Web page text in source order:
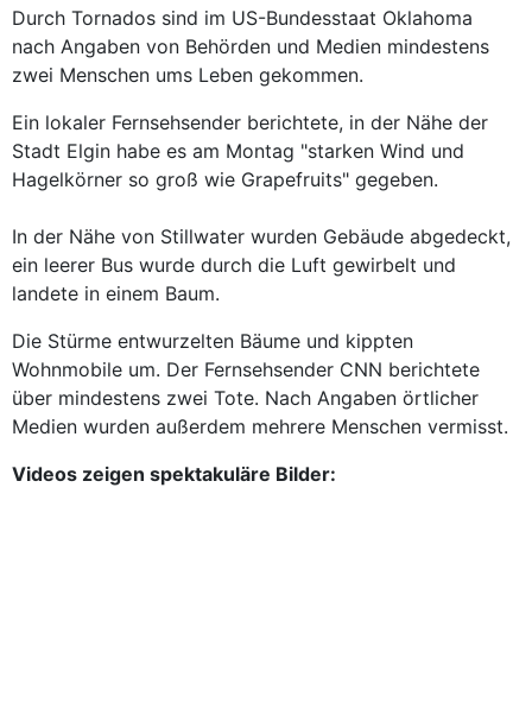
Durch Tornados sind im US-Bundesstaat Oklahoma
nach Angaben von Behörden und Medien mindestens
zwei Menschen ums Leben gekommen.
Ein lokaler Fernsehsender berichtete, in der Nähe der
Stadt Elgin habe es am Montag "starken Wind und
Hagelkörner so groß wie Grapefruits" gegeben.
In der Nähe von Stillwater wurden Gebäude abgedeckt,
ein leerer Bus wurde durch die Luft gewirbelt und
landete in einem Baum.
Die Stürme entwurzelten Bäume und kippten
Wohnmobile um. Der Fernsehsender CNN berichtete
über mindestens zwei Tote. Nach Angaben örtlicher
Medien wurden außerdem mehrere Menschen vermisst.
Videos zeigen spektakuläre Bilder: